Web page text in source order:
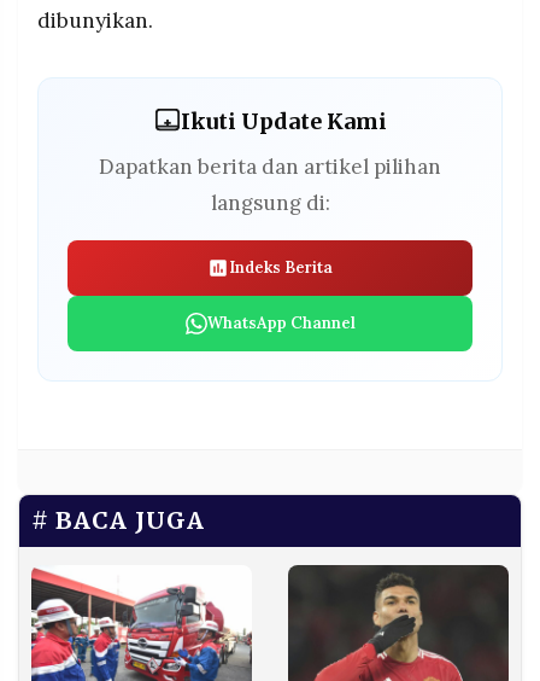
dibunyikan.
Ikuti Update Kami
Dapatkan berita dan artikel pilihan
langsung di:
Indeks Berita
WhatsApp Channel
BACA JUGA